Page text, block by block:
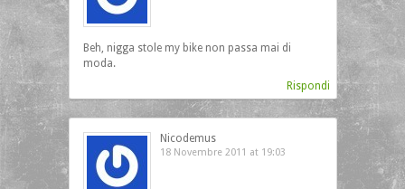
Beh, nigga stole my bike non passa mai di
moda.
Rispondi
Nicodemus
18 Novembre 2011 at 19:03